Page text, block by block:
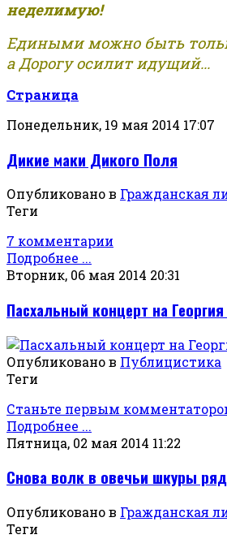
неделимую!
Едиными можно быть
а Дорогу осилит идущий...
Страница
Понедельник, 19 мая 2014 17:07
Дикие маки Дикого Поля
Опубликовано в Гражданская
Теги
7 комментарии
Подробнее ...
Вторник, 06 мая 2014 20:31
Пасхальный концерт на
Опубликовано в Публицистика
Теги
Станьте первым
Подробнее ...
Пятница, 02 мая 2014 11:22
Снова волк в овечьи шкуры
Опубликовано в Гражданская
Теги